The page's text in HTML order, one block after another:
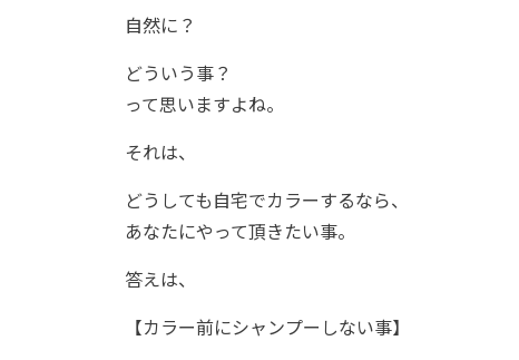
自然に？
どういう事？
って思いますよね。
それは、
どうしても自宅でカラーするなら、
あなたにやって頂きたい事。
答えは、
【カラー前にシャンプーしない事】